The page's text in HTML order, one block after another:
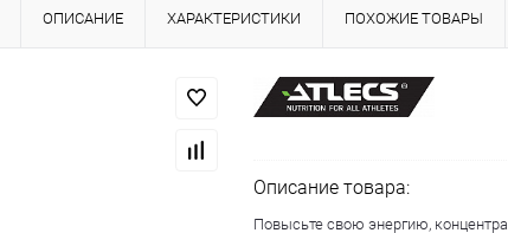
ОПИСАНИЕ ХАРАКТЕРИСТИКИ ПОХОЖИЕ ТОВАРЫ
Описание товара:
Повысьте свою энергию,